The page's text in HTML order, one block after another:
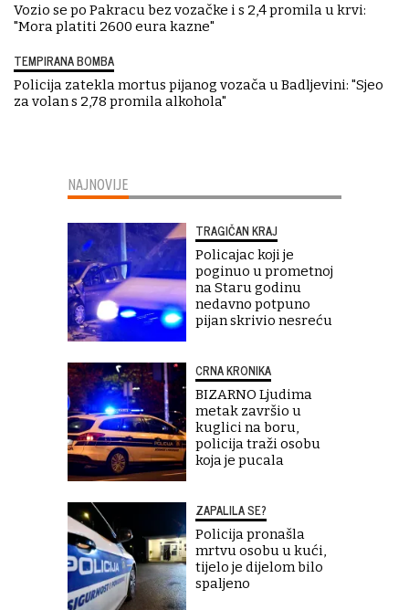
Vozio se po Pakracu bez vozačke i s 2,4 promila u krvi:
"Mora platiti 2600 eura kazne"
TEMPIRANA BOMBA
Policija zatekla mortus pijanog vozača u Badljevini: "Sjeo
za volan s 2,78 promila alkohola"
NAJNOVIJE
TRAGIČAN KRAJ
Policajac koji je
poginuo u prometnoj
na Staru godinu
nedavno potpuno
pijan skrivio nesreću
CRNA KRONIKA
BIZARNO Ljudima
metak završio u
kuglici na boru,
policija traži osobu
koja je pucala
ZAPALILA SE?
Policija pronašla
mrtvu osobu u kući,
tijelo je dijelom bilo
spaljeno